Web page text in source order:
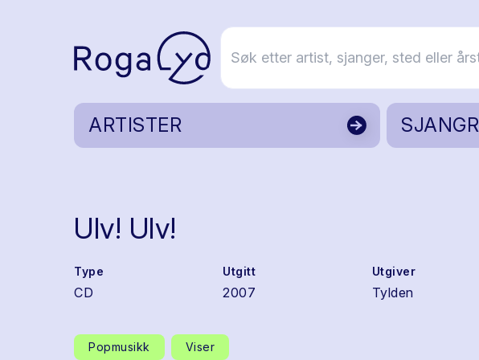
ARTISTER
Ulv! Ulv!
Type
CD
Utgitt
2007
Utgiver
Tylden
Popmusikk Viser